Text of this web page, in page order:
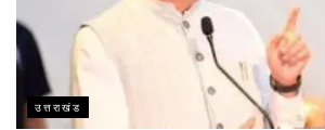
उत्तराखंड